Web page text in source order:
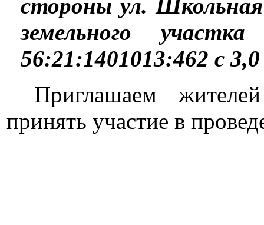
стороны ул.
земельного
56:21:1401013:462 с
Приглашаем
принять участие в